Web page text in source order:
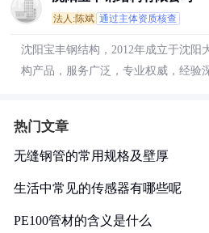
法人:陈斌 通过主体资质核查
沈阳宝丰钢结构，2012年成立于沈阳
构产品，服务广泛，专业权威，经验
热门文章
无缝钢管的常用规格及壁厚
生活中常见的传感器有哪些呢
PE100管材的含义是什么